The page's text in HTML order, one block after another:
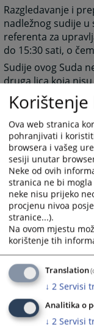
Razgledavanje i
nadležnog sudije
referenta za
do 15:30 sati, o
Sudije ovog Suda
druga lica koja
Sud.
Vezano za
postupajućem
podnesaka, uz
Ažurirano 06.04.2023.
Korištenje
Ova web stranica
pohranjivati i
browsera i vašeg
sesiji unutar
Neke od ovih
stranica ne bi
neke nisu prijeko
procjenu nivoa
stranice...).
Na ovom mjestu
korištenje tih
Translation
↓ 2 Servisi
Analitika o
↓ 2 Servisi